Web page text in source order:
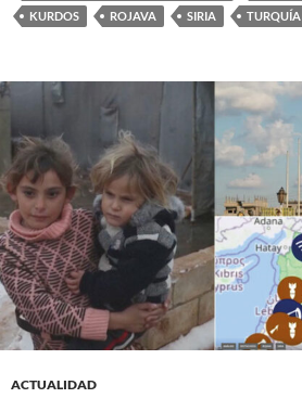
KURDOS
ROJAVA SIRIA TURQUÍA
ACTUALIDAD